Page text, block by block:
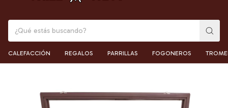
CALEFACCIÓN REGALOS PARRILLAS FOGONEROS